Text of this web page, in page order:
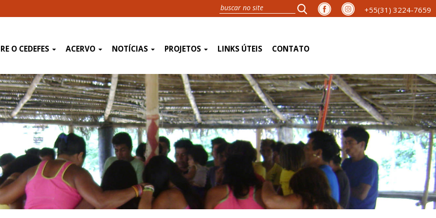
+55(31) 3224-7659
O CEDEFES ACERVO NOTÍCIAS PROJETOS LINKS ÚTEIS CONTATO